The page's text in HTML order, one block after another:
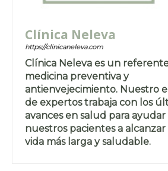
Clínica Neleva
https://clinicaneleva.com
Clínica Neleva es un
medicina preventiva y
antienvejecimiento. Nuestro
de expertos trabaja con los
avances en salud para ayudar
nuestros pacientes a
vida más larga y saludable.